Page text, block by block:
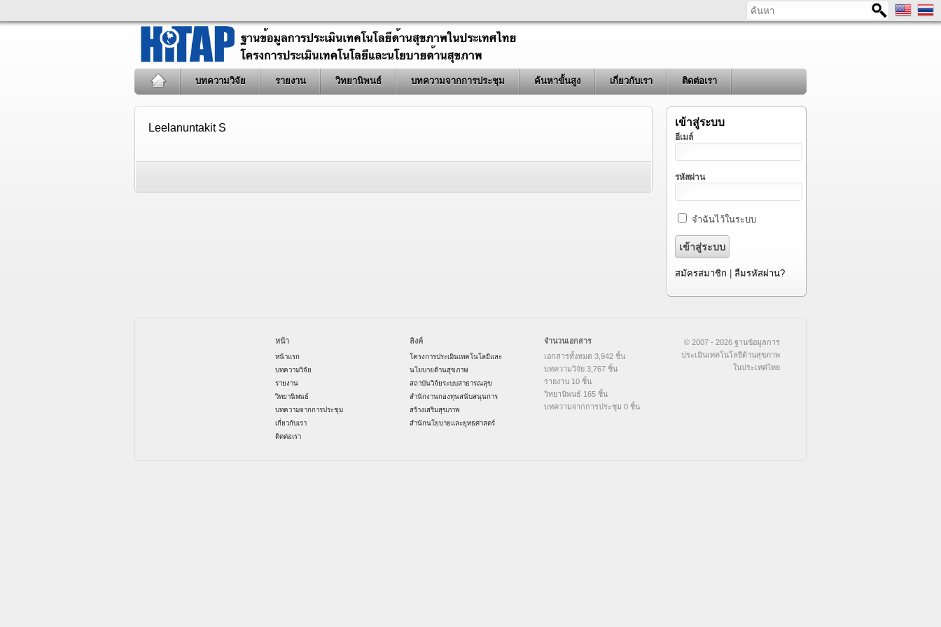
ค้นหา
บทความวิจัย รายงาน วิทยานิพนธ์ บทความจากการประชุม ค้นหาขั้นสูง เกี่ยวกับเรา ติดต่อเรา
Leelanuntakit S เข้าสู่ระบบ
อีเมล์
รหัสผ่าน
จำฉันไว้ในระบบ
สมัครสมาชิก ลืมรหัสผ่าน?
หน้า
หน้าแรก
บทความวิจัย
รายงาน
วิทยานิพนธ์
บทความจากการประชุม
เกี่ยวกับเรา
ติดต่อเรา
ลิงค์
โครงการประเมินเทคโนโลยีและ
นโยบายด้านสุขภาพ
สถาบันวิจัยระบบสาธารณสุข
สำนักงานกองทุนสนับสนุนการ
สร้างเสริมสุขภาพ
สำนักนโยบายและยุทธศาสตร์
จำนวนเอกสาร
เอกสารทั้งหมด 3,942 ชิ้น
บทความวิจัย 3,767 ชิ้น
รายงาน 10 ชิ้น
วิทยานิพนธ์ 165 ชิ้น
บทความจากการประชุม 0 ชิ้น
© 2007 - 2026 ฐานข้อมูลการ
ประเมินเทคโนโลยีด้านสุขภาพ
ในประเทศไทย